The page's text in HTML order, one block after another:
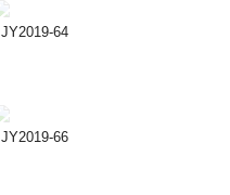
JY2019-64
JY2019-66